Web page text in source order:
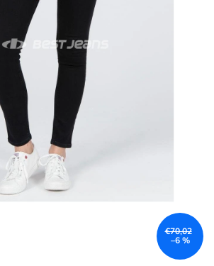
€70,02
–6 %